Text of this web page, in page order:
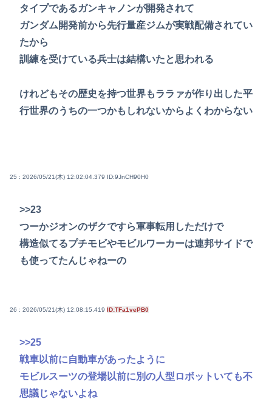
タイプであるガンキャノンが開発されて
ガンダム開発前から先行量産ジムが実戦配備されてい
たから
訓練を受けている兵士は結構いたと思われる
けれどもその歴史を持つ世界もララァが作り出した平
行世界のうちの一つかもしれないからよくわからない
25 : 2026/05/21(木) 12:02:04.379 ID:9JnCH90H0
>>23
つーかジオンのザクですら軍事転用しただけで
構造似てるプチモビやモビルワーカーは連邦サイドで
も使ってたんじゃねーの
26 : 2026/05/21(木) 12:08:15.419 ID:TFa1vePB0
>>25
戦車以前に自動車があったように
モビルスーツの登場以前に別の人型ロボットいても不
思議じゃないよね